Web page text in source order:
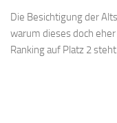
Die Besichtigung der
warum dieses doch
Ranking auf Platz 2 steht.